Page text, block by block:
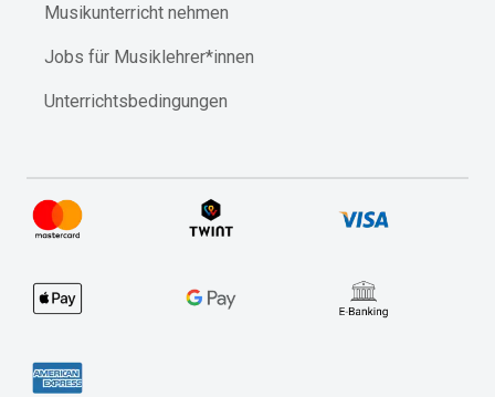
Musikunterricht nehmen
Jobs für Musiklehrer*innen
Unterrichtsbedingungen